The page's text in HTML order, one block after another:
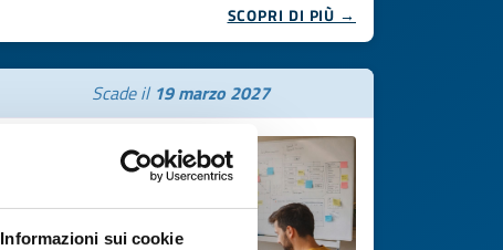
Informazioni sui cookie
SCOPRI DI PIÙ →
Scade il 19 marzo 2027